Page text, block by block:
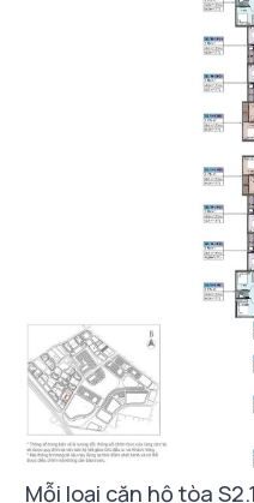
Mỗi loại căn hộ tòa